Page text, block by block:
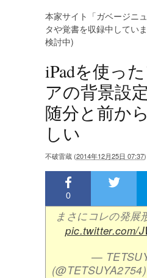
本家サイト「ガベージニ
タや覚書を収録中してい
検討中)
iPadを使っ
アの背景設
随分と前か
しい
不破雷蔵 (2014年12月25日 07:37)
0
まさにコレの発展
pic.twitter.com/
—
(@TETSUYA2754)